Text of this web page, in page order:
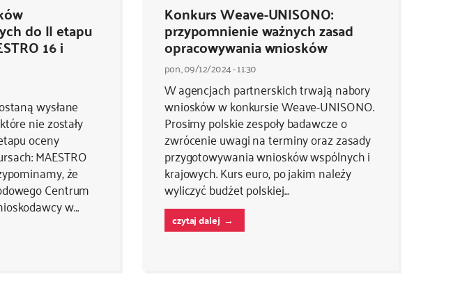
do II etapu
16 i
wysłane
nie zostały
oceny
MAESTRO
że
Centrum
w…
Konkurs Weave-UNISONO:
przypomnienie ważnych zasad
opracowywania wniosków
pon., 09/12/2024 - 11:30
W agencjach partnerskich trwają nabory
wniosków w konkursie Weave-UNISONO.
Prosimy polskie zespoły badawcze o
zwrócenie uwagi na terminy oraz zasady
przygotowywania wniosków wspólnych i
krajowych. Kurs euro, po jakim należy
wyliczyć budżet polskiej…
czytaj dalej